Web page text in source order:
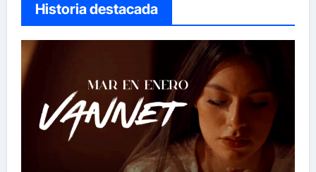
Historia destacada